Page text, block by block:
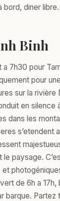
bord, diner libre.
Binh
a 7h30 pour
pour
sur la rivière
en silence
dans les
s’etendent
paysage.
et
de 6h a
barque. Partez